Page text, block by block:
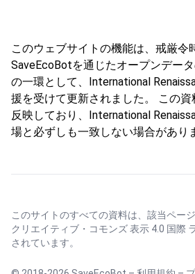
このウェブサイトの機能は、戒厳令
SaveEcoBotを通じたオープンデー
の一環として、International
援を受けて更新されました。 この
反映しており、International
場と必ずしも一致しない場合があり
このサイトのすべての資料は、該当ペー
クリエイティブ・コモンズ 表示 4.0 国際
されています。